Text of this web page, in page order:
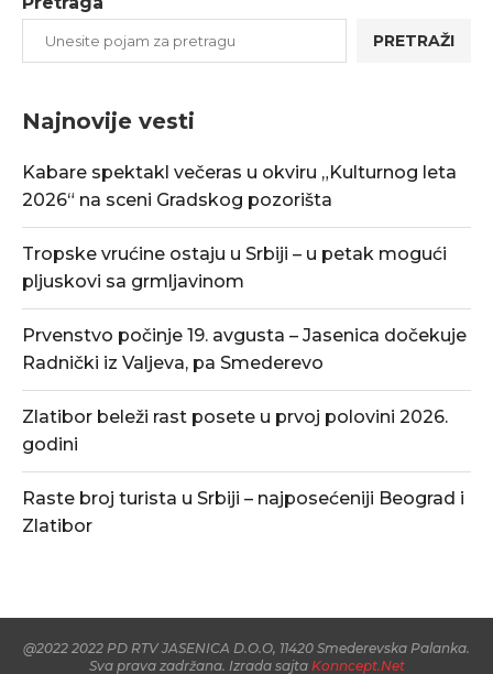
PRETRAŽI
Najnovije vesti
Kabare spektakl večeras u okviru „Kulturnog leta
2026“ na sceni Gradskog pozorišta
Tropske vrućine ostaju u Srbiji – u petak mogući
pljuskovi sa grmljavinom
Prvenstvo počinje 19. avgusta – Jasenica dočekuje
Radnički iz Valjeva, pa Smederevo
Zlatibor beleži rast posete u prvoj polovini 2026.
godini
Raste broj turista u Srbiji – najposećeniji Beograd i
Zlatibor
@2022 2022 PD RTV JASENICA D.O.O, 11420 Smederevska Palanka.
Sva prava zadržana. Izrada sajta Konncept.Net